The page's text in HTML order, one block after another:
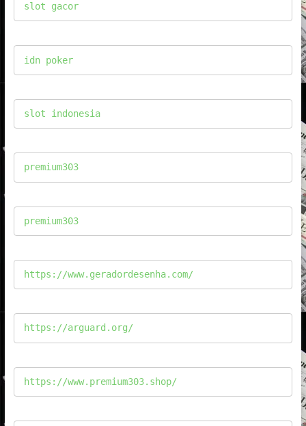
slot gacor
idn poker
slot indonesia
premium303
premium303
https://www.geradordesenha.com/
https://arguard.org/
https://www.premium303.shop/